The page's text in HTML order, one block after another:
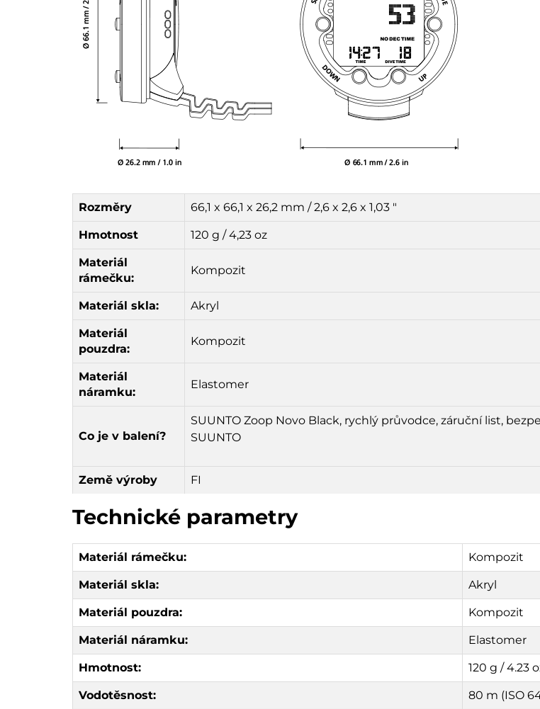
Rozměry 66,1 x 66,1 x 26,2 mm / 2,6 x 2,6 x 1,03 "
Hmotnost 120 g / 4,23 oz
Materiál
rámečku:
Kompozit
Materiál skla: Akryl
Materiál
pouzdra:
Kompozit
Materiál
náramku:
Elastomer
Co je v balení?
SUUNTO Zoop Novo Black, rychlý průvodce, záruční list,
SUUNTO
Země výroby FI
Technické parametry
Materiál rámečku: Kompozit
Materiál skla: Akryl
Materiál pouzdra: Kompozit
Materiál náramku: Elastomer
Hmotnost: 120 g / 4.23
Vodotěsnost: 80 m (ISO